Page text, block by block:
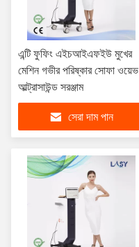
এন্টি ফুফিং এইচআইএফইউ মুখের
মেশিন গভীর পরিষ্কার সোফা ওয়েভ
আল্ট্রাসাউন্ড সরঞ্জাম
সেরা দাম পান